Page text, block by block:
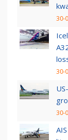
30-
30-
30-